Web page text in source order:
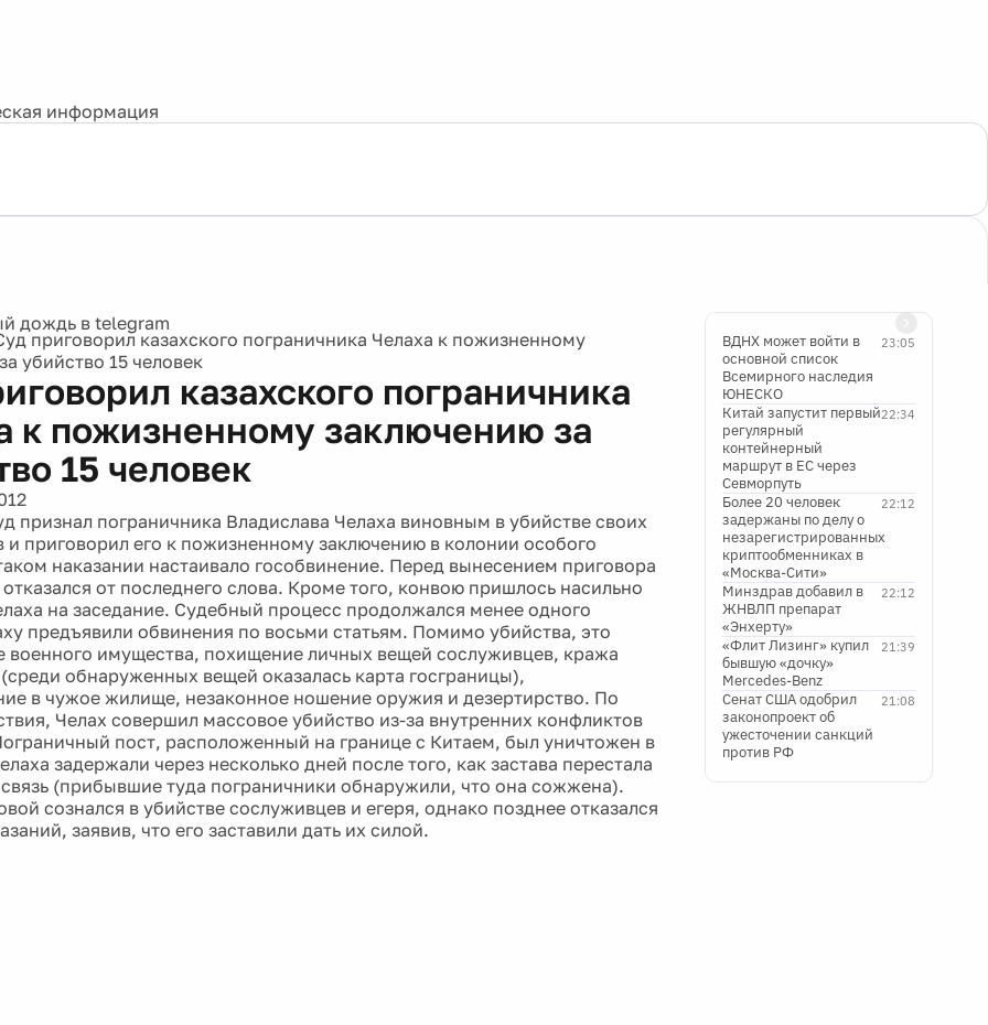
информация
приговорил казахского пограничника Челаха к пожизненному
убийство 15 человек
казахского пограничника
к пожизненному заключению за
15 человек
признал пограничника Владислава Челаха виновным в убийстве своих
и приговорил его к пожизненному заключению в колонии особого
наказании настаивало гособвинение. Перед вынесением приговора
от последнего слова. Кроме того, конвою пришлось насильно
на заседание. Судебный процесс продолжался менее одного
предъявили обвинения по восьми статьям. Помимо убийства, это
военного имущества, похищение личных вещей сослуживцев, кража
(среди обнаруженных вещей оказалась карта госграницы),
в чужое жилище, незаконное ношение оружия и дезертирство. По
Челах совершил массовое убийство из-за внутренних конфликтов
пост, расположенный на границе с Китаем, был уничтожен в
задержали через несколько дней после того, как застава перестала
(прибывшие туда пограничники обнаружили, что она сожжена).
сознался в убийстве сослуживцев и егеря, однако позднее отказался
заявив, что его заставили дать их силой.
23:05
ВДНХ может войти в
основной список
Всемирного наследия
ЮНЕСКО
22:34
Китай запустит первый
регулярный
контейнерный
маршрут в ЕС через
Севморпуть
22:12
Более 20 человек
задержаны по делу о
незарегистрированных
криптообменниках в
«Москва-Сити»
22:12
Минздрав добавил в
ЖНВЛП препарат
«Энхерту»
21:39
«Флит Лизинг» купил
бывшую «дочку»
Mercedes-Benz
21:08
Сенат США одобрил
законопроект об
ужесточении санкций
против РФ